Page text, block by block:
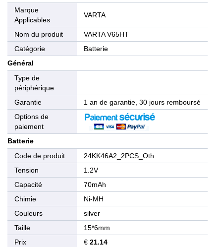
Marque
Applicables
VARTA
Nom du produit
VARTA V65HT
Catégorie
Batterie
Général
Type de
périphérique
Garantie
1 an de garantie, 30 jours remboursé
Options de
paiement
Batterie
Code de produit
24KK46A2_2PCS_Oth
Tension
1.2V
Capacité
70mAh
Chimie
Ni-MH
Couleurs
silver
Taille
15*6mm
Prix
€ 21.14